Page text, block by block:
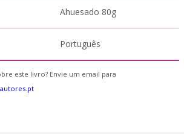
Ahuesado 80g
Português
este livro? Envie um email para